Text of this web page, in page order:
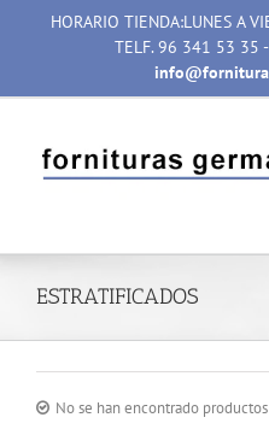
HORARIO TIENDA:LUNES A
TELF. 96 341 53 35
ESTRATIFICADOS
No se han encontrado